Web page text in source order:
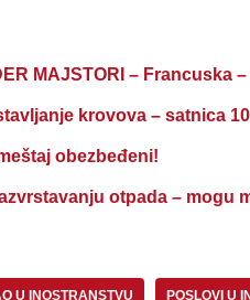
MAJSTORI – Francuska
krovova – satnica
obezbeđeni!
otpada – mogu
U INOSTRANSTVU POSLOVI U